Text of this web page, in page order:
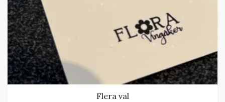
Flera val